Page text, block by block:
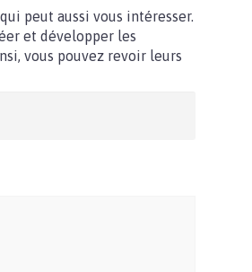
peut aussi vous intéresser.
et développer les
vous pouvez revoir leurs